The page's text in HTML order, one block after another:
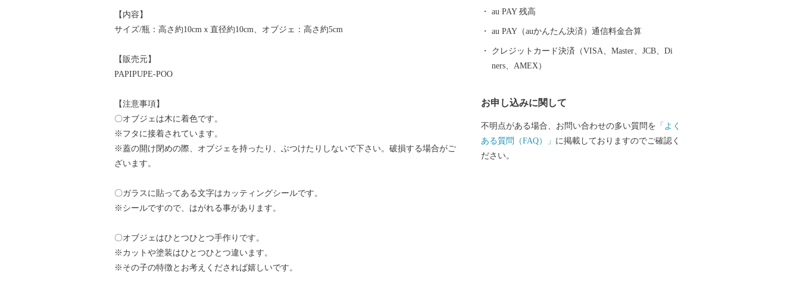
【内容】
サイズ/瓶：高さ約10cmｘ直径約10cm、オブジェ：高さ約5cm
【販売元】
PAPIPUPE-POO
【注意事項】
〇オブジェは木に着色です。
※フタに接着されています。
※蓋の開け閉めの際、オブジェを持ったり、ぶつけたりしないで下さい。破損する場合がご
ざいます。
〇ガラスに貼ってある文字はカッティングシールです。
※シールですので、はがれる事があります。
〇オブジェはひとつひとつ手作りです。
※カットや塗装はひとつひとつ違います。
※その子の特徴とお考えくだされば嬉しいです。
踊る様子は壮観。誰でもその輪に入ることが出来ま
す。毎年8月13日～15日に行われる北海盆踊り大会の最
終日には納涼花火大会も開催。約600発の花火を櫓越し
au PAY 残高
au PAY（auかんたん決済）通信料金合算
クレジットカード決済（VISA、Master、JCB、Di
ners、AMEX）
お申し込みに関して
不明点がある場合、お問い合わせの多い質問を 「よく
ある質問（FAQ）」 に掲載しておりますのでご確認く
ださい。